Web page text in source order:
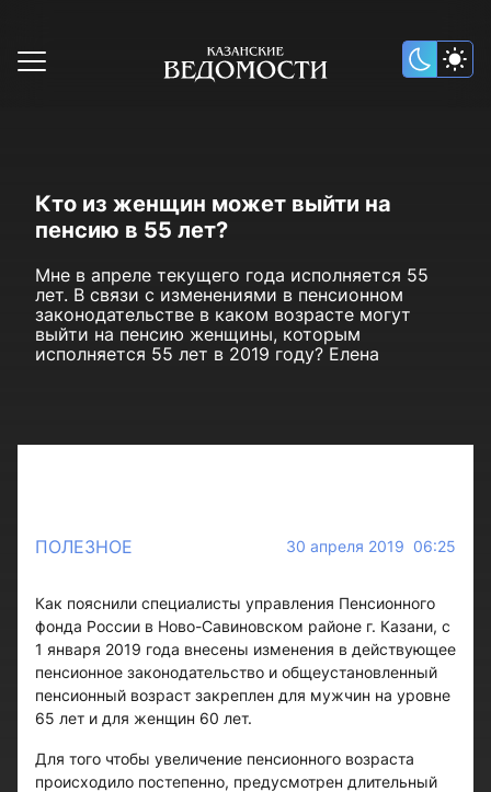
Кто из женщин может выйти на
пенсию в 55 лет?
Мне в апреле текущего года исполняется 55
лет. В связи с изменениями в пенсионном
законодательстве в каком возрасте могут
выйти на пенсию женщины, которым
исполняется 55 лет в 2019 году? Елена
ПОЛЕЗНОЕ 30 апреля 2019 06:25
Как пояснили специалисты управления Пенсионного
фонда России в Ново-Савиновском районе г. Казани, с
1 января 2019 года внесены изменения в действующее
пенсионное законодательство и общеустановленный
пенсионный возраст закреплен для мужчин на уровне
65 лет и для женщин 60 лет.
Для того чтобы увеличение пенсионного возраста
происходило постепенно, предусмотрен длительный